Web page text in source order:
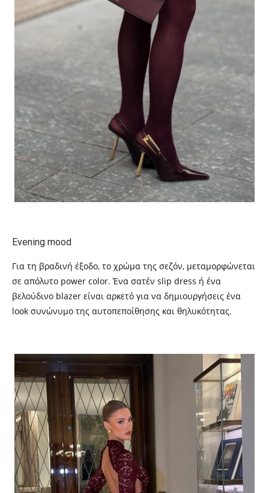
Evening mood
Για τη βραδινή έξοδο, το χρώμα της σεζόν, μεταμορφώνεται
σε απόλυτο power color. Ένα σατέν slip dress ή ένα
βελούδινο blazer είναι αρκετό για να δημιουργήσεις ένα
look συνώνυμο της αυτοπεποίθησης και θηλυκότητας.